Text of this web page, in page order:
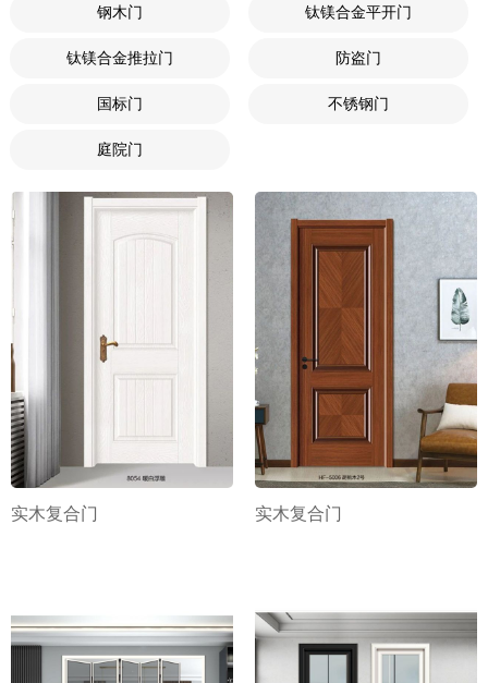
钢木门 钛镁合金平开门
钛镁合金推拉门 防盗门
国标门 不锈钢门
庭院门
实木复合门 实木复合门